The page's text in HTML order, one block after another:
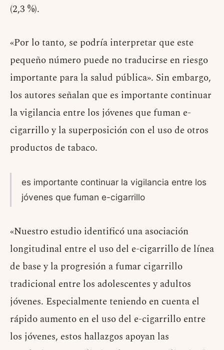
(2,3 %).
«Por lo tanto, se podría interpretar que este
pequeño número puede no traducirse en riesgo
importante para la salud pública». Sin embargo,
los autores señalan que es importante continuar
la vigilancia entre los jóvenes que fuman e-
cigarrillo y la superposición con el uso de otros
productos de tabaco.
es importante continuar la vigilancia entre los
jóvenes que fuman e-cigarrillo
«Nuestro estudio identificó una asociación
longitudinal entre el uso del e-cigarrillo de línea
de base y la progresión a fumar cigarrillo
tradicional entre los adolescentes y adultos
jóvenes. Especialmente teniendo en cuenta el
rápido aumento en el uso del e-cigarrillo entre
los jóvenes, estos hallazgos apoyan las